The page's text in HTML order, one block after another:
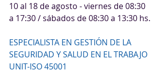
10 al 18 de agosto - viernes de 08:30
a 17:30 / sábados de 08:30 a 13:30 hs.
ESPECIALISTA EN GESTIÓN DE LA
SEGURIDAD Y SALUD EN EL TRABAJO
UNIT-ISO 45001